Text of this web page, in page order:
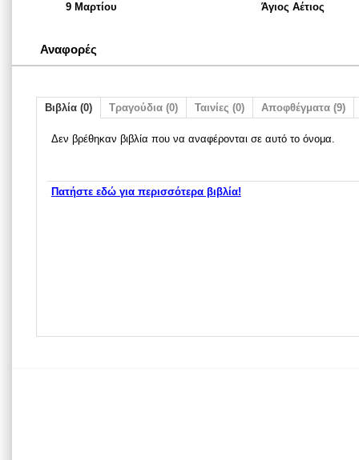
9 Μαρτίου
Άγιος Αέτιος
Αναφορές
Βιβλία (0) Τραγούδια (0) Ταινίες (0) Αποφθέγματα (9)
Δεν βρέθηκαν βιβλία που να αναφέρονται σε αυτό το όνομα.
Πατήστε εδώ για περισσότερα βιβλία!